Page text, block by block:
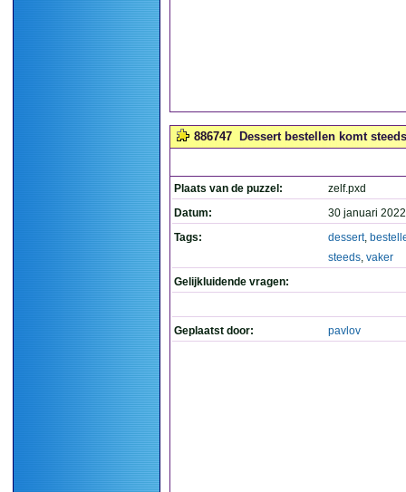
886747 Dessert bestellen komt
Plaats van de puzzel:
zelf.pxd
Datum:
30 januari
Tags:
dessert,
steeds, vaker
Gelijkluidende vragen:
Geplaatst door: pavlov